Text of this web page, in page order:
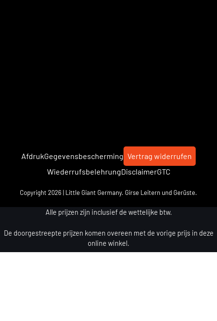
AfdrukGegevensbescherming Vertrag widerrufen
WiederrufsbelehrungDisclaimerGTC
Copyright 2026 | Little Giant Germany. Girse Leitern und Gerüste.
Alle prijzen zijn inclusief de wettelijke btw.
De doorgestreepte prijzen komen overeen met de vorige prijs in deze
online winkel.